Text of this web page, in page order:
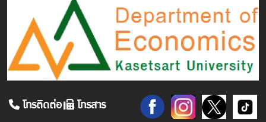
โทรติดต่อ โทรสาร